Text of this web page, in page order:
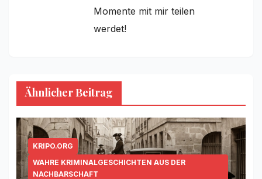
Momente mit mir teilen
werdet!
Ähnlicher Beitrag
KRIPO.ORG
WAHRE KRIMINALGESCHICHTEN AUS DER
NACHBARSCHAFT